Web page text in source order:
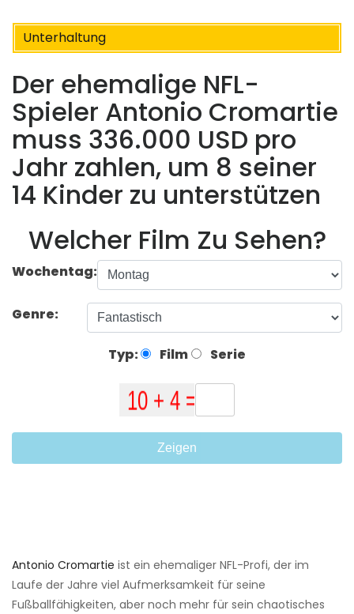
Unterhaltung
Der ehemalige NFL-
Spieler Antonio Cromartie
muss 336.000 USD pro
Jahr zahlen, um 8 seiner
14 Kinder zu unterstützen
Welcher Film Zu Sehen?
Wochentag:
Genre:
Typ: Film Serie
Zeigen
Antonio Cromartie ist ein ehemaliger NFL-Profi, der im
Laufe der Jahre viel Aufmerksamkeit für seine
Fußballfähigkeiten, aber noch mehr für sein chaotisches